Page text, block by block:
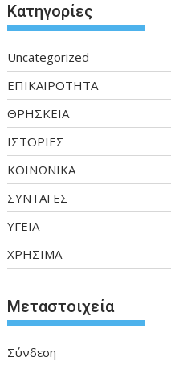
Kατηγορίες
Uncategorized
ΕΠΙΚΑΙΡΟΤΗΤΑ
ΘΡΗΣΚΕΙΑ
ΙΣΤΟΡΙΕΣ
ΚΟΙΝΩΝΙΚΑ
ΣΥΝΤΑΓΕΣ
ΥΓΕΙΑ
ΧΡΗΣΙΜΑ
Μεταστοιχεία
Σύνδεση